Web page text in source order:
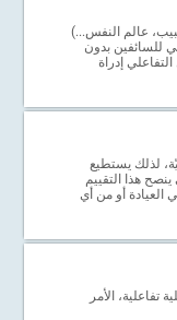
عالم النفس...)
للسائفين بدون
إدراة
لذلك يستطيع
هذا التقييم
العيادة أو من أي
الأمر